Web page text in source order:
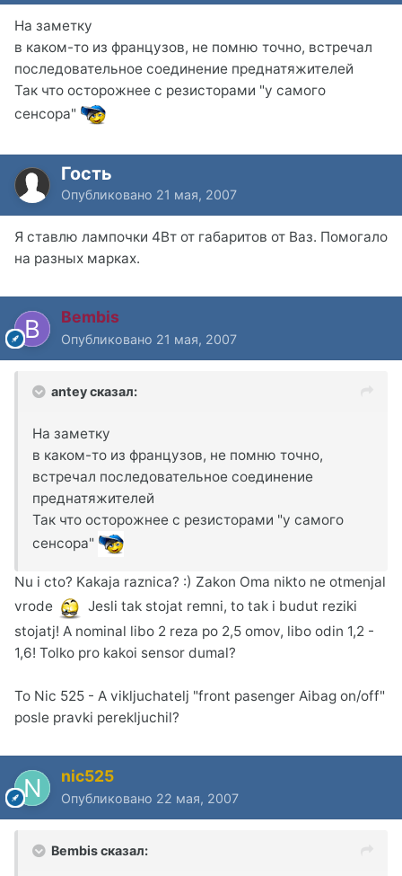
На заметку
в каком-то из французов, не помню точно, встречал
последовательное соединение преднатяжителей
Так что осторожнее с резисторами "у самого
сенсора"
Гость
Опубликовано 21 мая, 2007
Я ставлю лампочки 4Вт от габаритов от Ваз. Помогало
на разных марках.
Bembis
Опубликовано 21 мая, 2007
antey сказал:
На заметку
в каком-то из французов, не помню точно,
встречал последовательное соединение
преднатяжителей
Так что осторожнее с резисторами "у самого
сенсора"
Nu i cto? Kakaja raznica? :) Zakon Oma nikto ne otmenjal
vrode
Jesli tak stojat remni, to tak i budut reziki
stojatj! A nominal libo 2 reza po 2,5 omov, libo odin 1,2 -
1,6! Tolko pro kakoi sensor dumal?
To Nic 525 - A vikljuchatelj "front pasenger Aibag on/off"
posle pravki perekljuchil?
nic525
Опубликовано 22 мая, 2007
Bembis сказал: